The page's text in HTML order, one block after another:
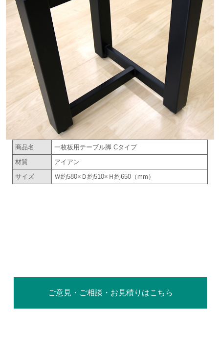
商品名
一枚板用テーブル脚 Cタイプ
材質
アイアン
サイズ
Ｗ約580×Ｄ約510×Ｈ約650（mm）
ご意見・ご相談・お見積りはこちら